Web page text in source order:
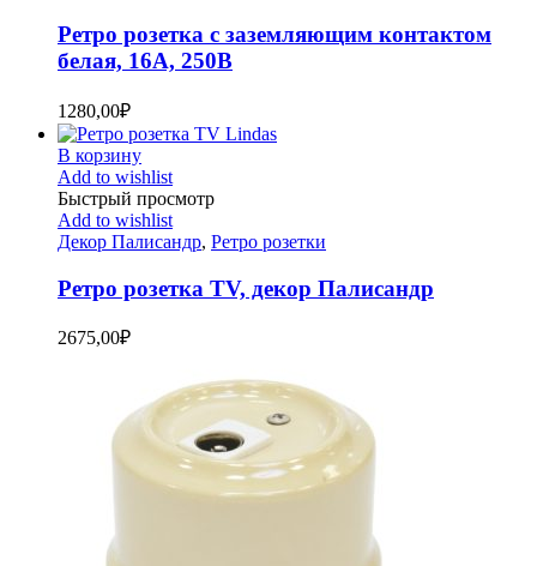
Ретро розетка с заземляющим контактом
белая, 16А, 250В
1280,00₽
В корзину
Add to wishlist
Быстрый просмотр
Add to wishlist
Декор Палисандр, Ретро розетки
Ретро розетка TV, декор Палисандр
2675,00₽